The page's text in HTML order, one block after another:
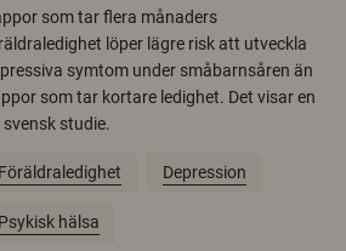
som tar flera månaders
löper lägre risk att utveckla
symtom under småbarnsåren än
som tar kortare ledighet. Det visar en
svensk studie.
Föräldraledighet Depression
Psykisk hälsa